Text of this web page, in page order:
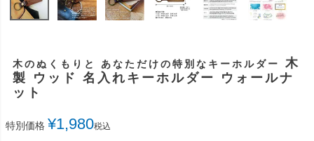
木のぬくもりと あなただけの特別なキーホルダー 木
製 ウッド 名入れキーホルダー ウォールナ
ット
特別価格 ¥1,980税込